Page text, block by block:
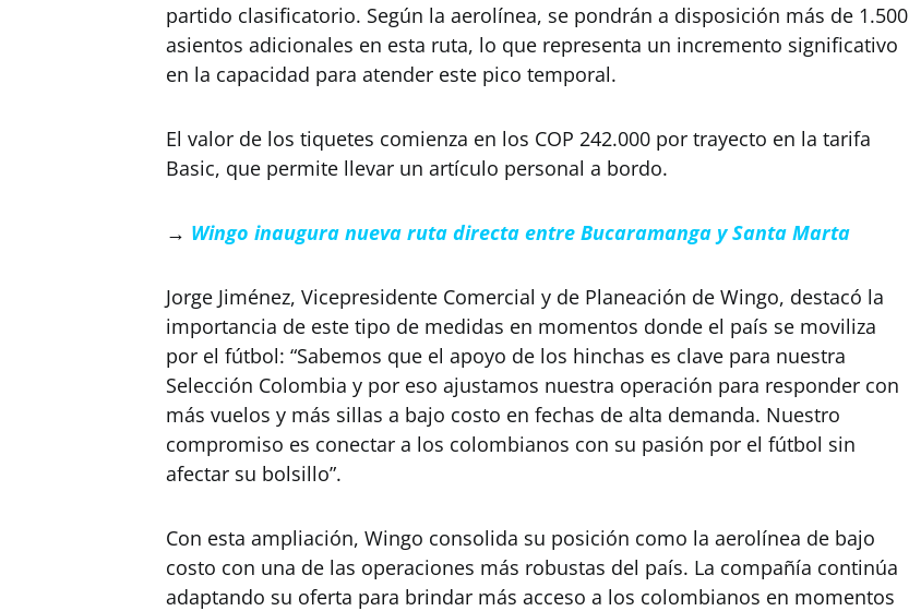
partido clasificatorio. Según la aerolínea, se pondrán a disposición más de 1.500
asientos adicionales en esta ruta, lo que representa un incremento significativo
en la capacidad para atender este pico temporal.
El valor de los tiquetes comienza en los COP 242.000 por trayecto en la tarifa
Basic, que permite llevar un artículo personal a bordo.
→ Wingo inaugura nueva ruta directa entre Bucaramanga y Santa Marta
Jorge Jiménez, Vicepresidente Comercial y de Planeación de Wingo, destacó la
importancia de este tipo de medidas en momentos donde el país se moviliza
por el fútbol: “Sabemos que el apoyo de los hinchas es clave para nuestra
Selección Colombia y por eso ajustamos nuestra operación para responder con
más vuelos y más sillas a bajo costo en fechas de alta demanda. Nuestro
compromiso es conectar a los colombianos con su pasión por el fútbol sin
afectar su bolsillo”.
Con esta ampliación, Wingo consolida su posición como la aerolínea de bajo
costo con una de las operaciones más robustas del país. La compañía continúa
adaptando su oferta para brindar más acceso a los colombianos en momentos